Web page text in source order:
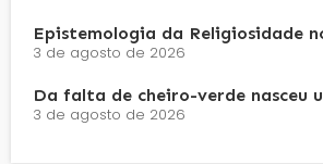
Epistemologia da Religiosidade
3 de agosto de 2026
Da falta de cheiro-verde nasceu
3 de agosto de 2026